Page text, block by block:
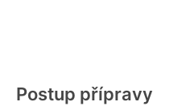
Postup přípravy